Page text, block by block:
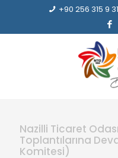
+90 256 315 9
Nazilli Ticaret
Toplantılarına
Komitesi)